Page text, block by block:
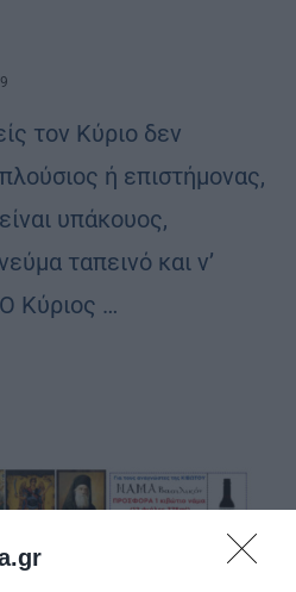
τον Κύριο δεν
ή επιστήμονας,
υπάκουος,
ταπεινό και ν’
Κύριος …